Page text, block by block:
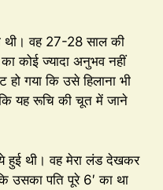
थी। वह 27-28 साल की
कोई ज्यादा अनुभव नहीं
हो गया कि उसे हिलाना भी
यह रूचि की चूत में जाने
हुई थी। वह मेरा लंड देखकर
उसका पति पूरे 6′ का था